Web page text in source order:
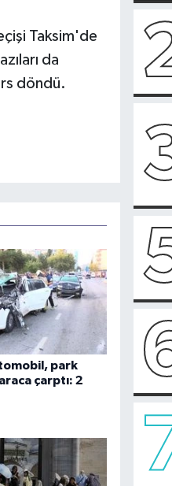
Taksim'de
da
döndü.
park
çarptı: 2